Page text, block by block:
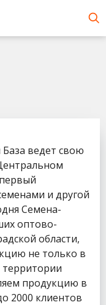
ведет свою
и другой
Семена-
оптово-
области,
не только в
территории
продукцию в
2000 клиентов